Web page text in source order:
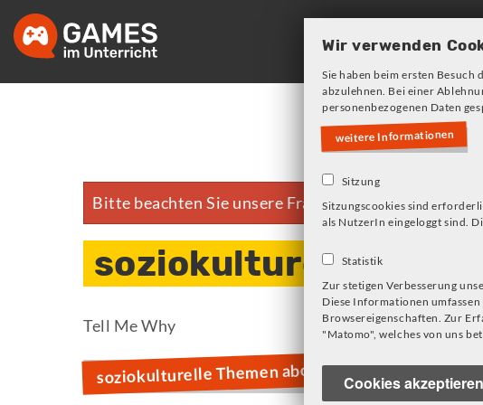
Skip
to
main
navigation
Fehlermeldung
Bitte beachten Sie unsere Frage zu Cookies!
soziokulturelle
Wir verwenden
Sie haben beim ersten Besuch
abzulehnen. Bei einer
personenbezogenen Daten
weitere Informationen
Sitzung
Sitzungscookies sind
als NutzerIn eingeloggt sind.
Statistik
Zur stetigen Verbesserung
Diese Informationen
Browsereigenschaften. Zur
"Matomo", welches von uns
Cookies akzeptieren
Tell Me Why
soziokulturelle Themen abonnieren